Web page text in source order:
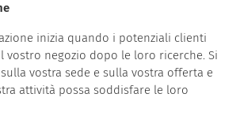
inizia quando i potenziali clienti
vostro negozio dopo le loro ricerche. Si
vostra sede e sulla vostra offerta e
attività possa soddisfare le loro